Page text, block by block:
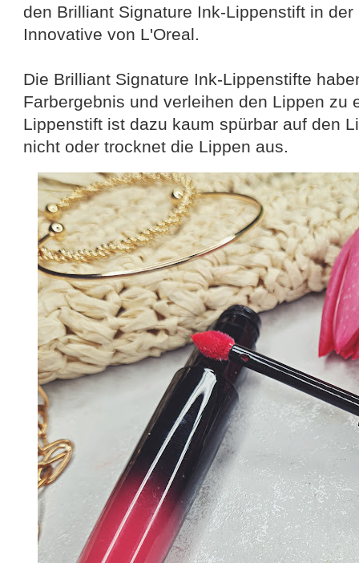
den Brilliant Signature Ink-Lippenstift in der
Innovative von L'Oreal.
Die Brilliant Signature Ink-Lippenstifte
Farbergebnis und verleihen den Lippen zu
Lippenstift ist dazu kaum spürbar auf den
nicht oder trocknet die Lippen aus.